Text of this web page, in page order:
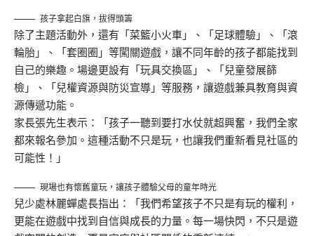
孩子拿起白旗，拔得頭籌
除了主題活動外，還有「菜籃小火車」、「足球體驗」、「滾
輪胎」、「套圈圈」等闖關遊戲，讓不同年齡的孩子都能找到
自己的樂趣。場邊更設有「玩具交換區」、「兒童發展篩
檢」、「兒權資源與防災宣導」等服務，讓遊戲兼具教育與資
源傳遞功能。
家長張先生表示：「孩子一聽到要打水仗就超興奮，我們全家
都來報名參加。這種活動不只是玩，也讓我們重新看見社區的
可能性！」
現場也有懷舊童玩，讓孩子體驗父母的童年時光
兒少處林麗蟬處長指出：「我們希望孩子不只是有玩的權利，
更能在遊戲中找到自信與成長的力量。每一場快閃，不只是遊